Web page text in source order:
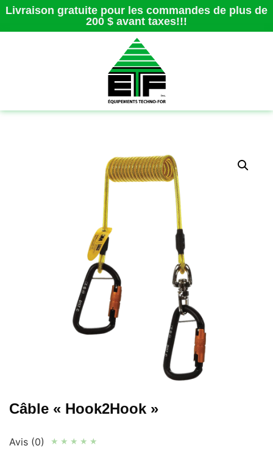
Livraison gratuite pour les commandes de plus de
200 $ avant taxes!!!
Câble « Hook2Hook »
Avis (0) ★ ★ ★ ★ ★